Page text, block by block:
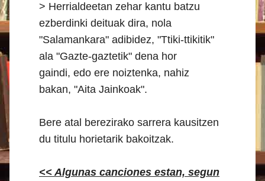
> Herrialdeetan zehar kantu batzu
ezberdinki deituak dira, nola
"Salamankara" adibidez, "Ttiki-ttikitik"
ala "Gazte-gaztetik" dena hor
gaindi, edo ere noiztenka, nahiz
bakan, "Aita Jainkoak".
Bere atal berezirako sarrera kausitzen
du titulu horietarik bakoitzak.
<< Algunas canciones estan, segun